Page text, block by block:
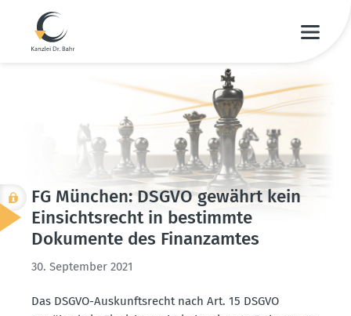
FG München: DSGVO gewährt kein
Einsichts­recht in bestimmte
Dokumente des Finanz­amtes
30. September 2021
Das DSGVO-Auskunfts­recht nach Art. 15 DSGVO